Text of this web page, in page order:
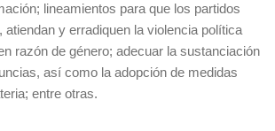
lineamientos para que los partidos
atiendan y erradiquen la violencia política
razón de género; adecuar la sustanciación
así como la adopción de medidas
entre otras.